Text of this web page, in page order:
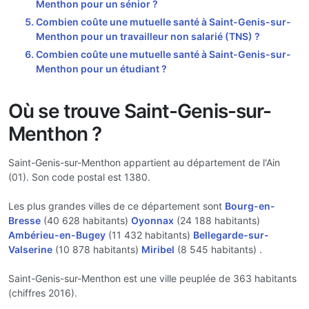
Menthon pour un sénior ?
Combien coûte une mutuelle santé à Saint-Genis-sur-
Menthon pour un travailleur non salarié (TNS) ?
Combien coûte une mutuelle santé à Saint-Genis-sur-
Menthon pour un étudiant ?
Où se trouve Saint-Genis-sur-
Menthon ?
Saint-Genis-sur-Menthon appartient au département de l'Ain
(01). Son code postal est 1380.
Les plus grandes villes de ce département sont Bourg-en-
Bresse (40 628 habitants) Oyonnax (24 188 habitants)
Ambérieu-en-Bugey (11 432 habitants) Bellegarde-sur-
Valserine (10 878 habitants) Miribel (8 545 habitants) .
Saint-Genis-sur-Menthon est une ville peuplée de 363 habitants
(chiffres 2016).